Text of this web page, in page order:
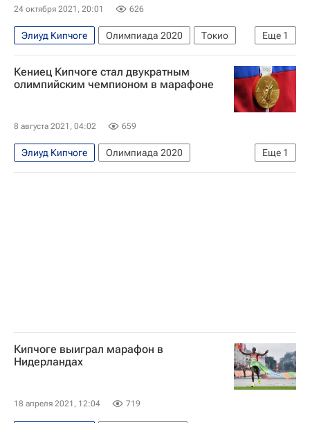
24 октября 2021, 20:01 626
Еще 1
Элиуд Кипчоге Олимпиада 2020
Токио
Япония
Кениец Кипчоге стал двукратным
олимпийским чемпионом в марафоне
8 августа 2021, 04:02 659
Еще 1
Элиуд Кипчоге
Олимпиада 2020
Легкая атлетика
Кипчоге выиграл марафон в
Нидерландах
18 апреля 2021, 12:04 719